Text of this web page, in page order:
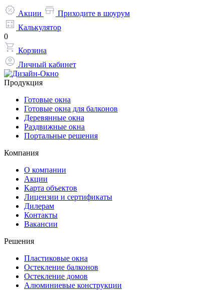
Акции
Приходите в шоурум
Калькулятор
0
Корзина
Личный кабинет
Продукция
Готовые окна
Готовые окна для балконов
Деревянные окна
Раздвижные окна
Портальные решения
Компания
О компании
Акции
Карта объектов
Лицензии и сертификаты
Дилерам
Контакты
Вакансии
Решения
Пластиковые окна
Остекление балконов
Остекление домов
Алюминиевые конструкции